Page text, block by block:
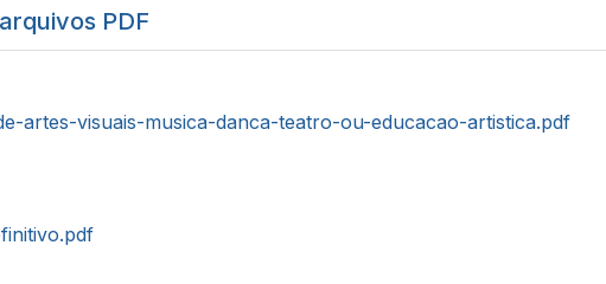
PDF
artes-visuais-musica-danca-teatro-ou-educacao-artistica.pdf